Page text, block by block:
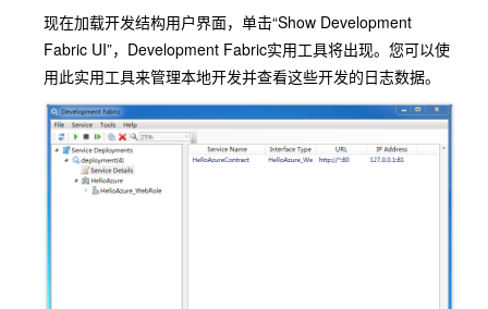
现在加载开发结构用户界面，单击“Show Development
Fabric UI”，Development Fabric实用工具将出现。您可以使
用此实用工具来管理本地开发并查看这些开发的日志数据。